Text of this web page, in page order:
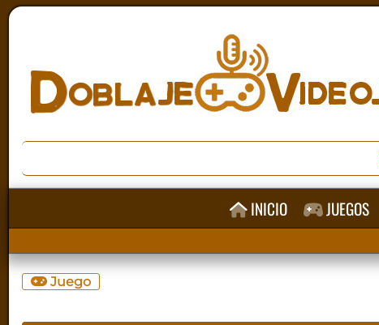
INICIO JUEGOS
Juego